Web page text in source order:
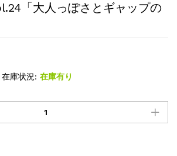
「大人っぽさとギャップの
在庫状況: 在庫有り